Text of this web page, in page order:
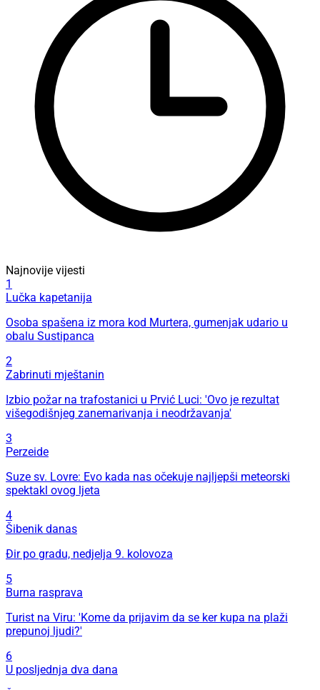
Najnovije vijesti
1
Lučka kapetanija
Osoba spašena iz mora kod Murtera, gumenjak udario u
obalu Sustipanca
2
Zabrinuti mještanin
Izbio požar na trafostanici u Prvić Luci: 'Ovo je rezultat
višegodišnjeg zanemarivanja i neodržavanja'
3
Perzeide
Suze sv. Lovre: Evo kada nas očekuje najljepši meteorski
spektakl ovog ljeta
4
Šibenik danas
Đir po gradu, nedjelja 9. kolovoza
5
Burna rasprava
Turist na Viru: 'Kome da prijavim da se ker kupa na plaži
prepunoj ljudi?'
6
U posljednja dva dana